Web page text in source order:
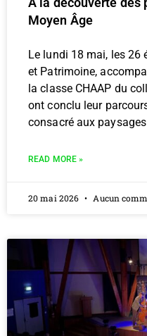
Moyen Âge
Le lundi 18 mai, les 26
et Patrimoine,
la classe CHAAP du
ont conclu leur
consacré aux
READ MORE »
20 mai 2026 Aucun